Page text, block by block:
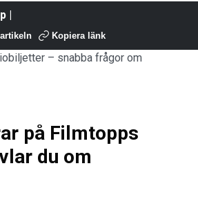
|
Kopiera länk
på Filmtopps
du om